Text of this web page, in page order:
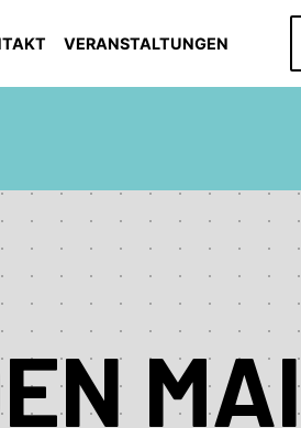
VERANSTALTUNGEN
MAI